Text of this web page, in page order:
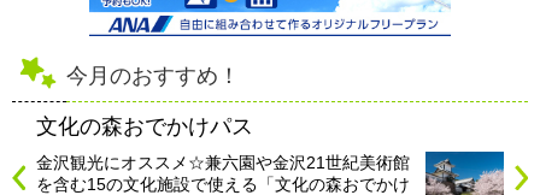
今月のおすすめ！
文化の森おでかけパス
金沢観光にオススメ☆兼六園や金沢21世紀美術館
を含む15の文化施設で使える「文化の森おでかけ